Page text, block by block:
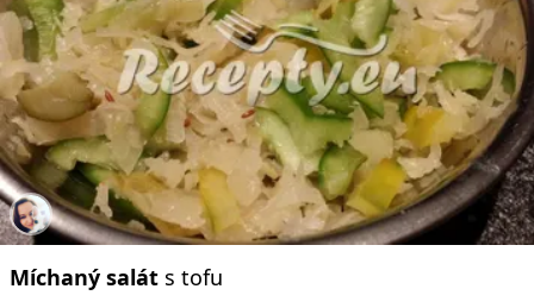
Míchaný salát s tofu